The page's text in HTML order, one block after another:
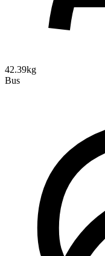
42.39kg
Bus